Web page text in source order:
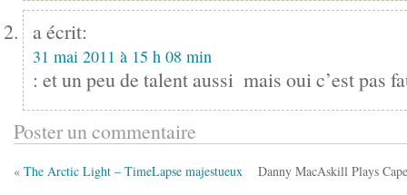
a écrit:
31 mai 2011 à 15 h 08 min
: et un peu de talent aussi mais oui c’est pas
Poster un commentaire
« The Arctic Light – TimeLapse majestueux Danny MacAskill Plays